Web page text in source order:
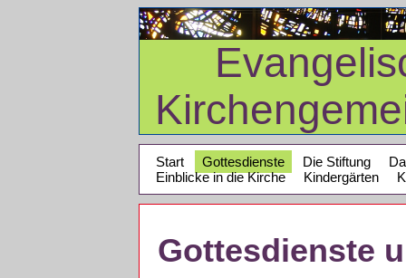
Start Gottesdienste Die Stiftung
Einblicke in die Kirche
Kindergärten
Gottesdienste